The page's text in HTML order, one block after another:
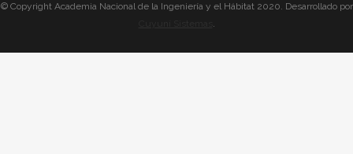
© Copyright Academia Nacional de la Ingeniería y el Hábitat 2020. Desarrollado por
.